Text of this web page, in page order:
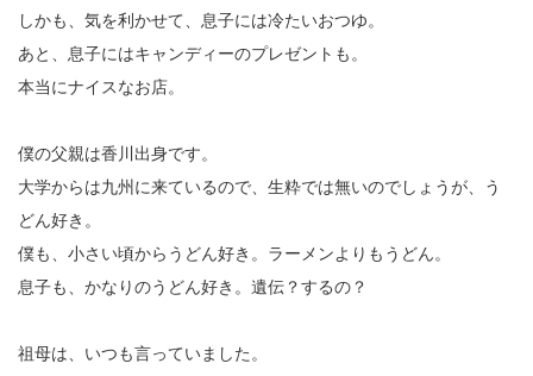
しかも、気を利かせて、息子には冷たいおつゆ。
あと、息子にはキャンディーのプレゼントも。
本当にナイスなお店。
僕の父親は香川出身です。
大学からは九州に来ているので、生粋では無いのでしょうが、う
どん好き。
僕も、小さい頃からうどん好き。ラーメンよりもうどん。
息子も、かなりのうどん好き。遺伝？するの？
祖母は、いつも言っていました。